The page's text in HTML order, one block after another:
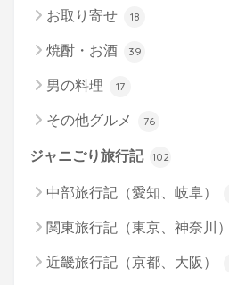
お取り寄せ 18
焼酎・お酒 39
男の料理 17
その他グルメ 76
ジャニごり旅行記 102
中部旅行記（愛知、岐阜）
関東旅行記（東京、神奈川）
近畿旅行記（京都、大阪）